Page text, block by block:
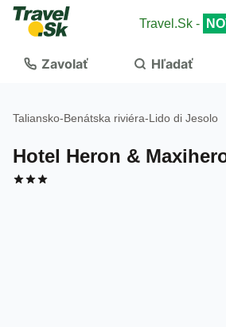
Travel.Sk -
Zavolať Hľadať
Taliansko-Benátska riviéra-Lido di Jesolo
Hotel Heron &